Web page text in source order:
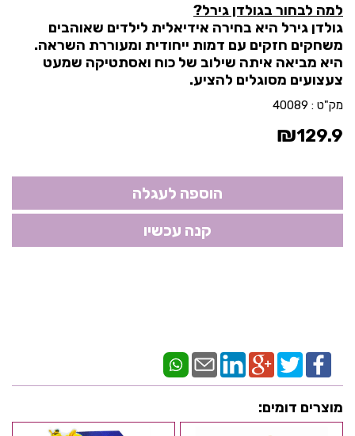
למה לבחור בגולדן גירל?
גולדן גירל היא בחירה אידיאלית לילדים שאוהבים
משחקים חזקים עם דמות ייחודית ומעוררת השראה.
היא מביאה איתה שילוב של כוח ואסתטיקה שמעט
צעצועים מסוגלים להציע.
מק"ט : 40089
₪129.9
מוצרים דומים: